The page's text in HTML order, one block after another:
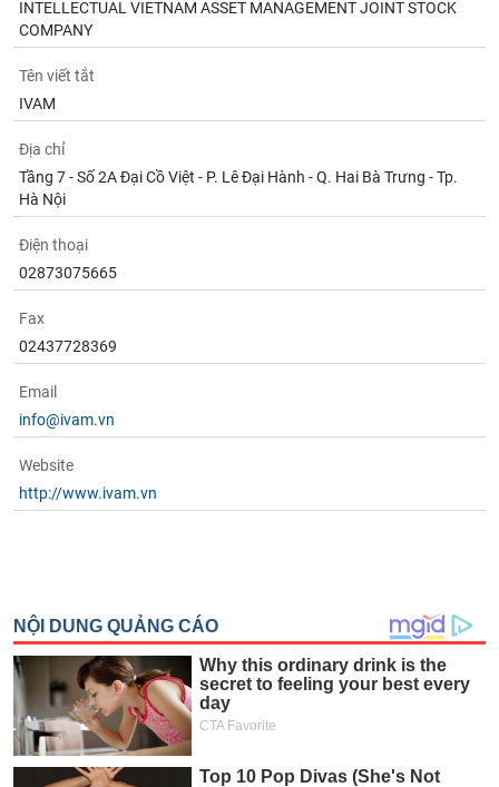
INTELLECTUAL VIETNAM ASSET MANAGEMENT JOINT STOCK
COMPANY
Tên viết tắt
IVAM
Địa chỉ
Tầng 7 - Số 2A Đại Cồ Việt - P. Lê Đại Hành - Q. Hai Bà Trưng - Tp.
Hà Nội
Điện thoại
02873075665
Fax
02437728369
Email
info@ivam.vn
Website
http://www.ivam.vn